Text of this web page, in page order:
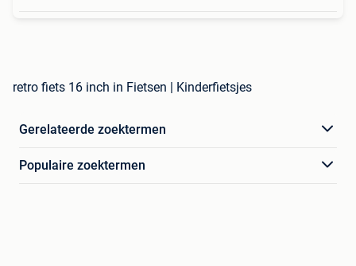
retro fiets 16 inch in Fietsen | Kinderfietsjes
Gerelateerde zoektermen
Populaire zoektermen